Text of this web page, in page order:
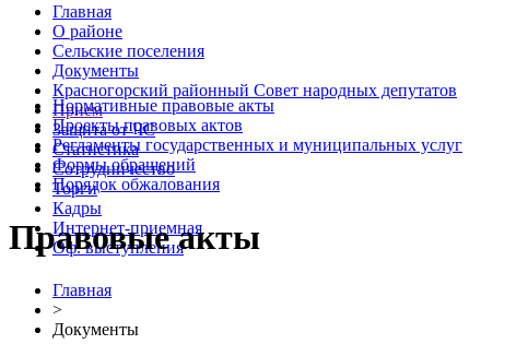
Главная
О районе
Сельские поселения
Документы
Красногорский районный Совет народных депутатов
Прием
Защита от ЧС
Статистика
Сотрудничество
Торги
Кадры
Интернет-приемная
Оф. выступления
Нормативные правовые акты
Проекты правовых актов
Регламенты государственных и муниципальных услуг
Формы обращений
Порядок обжалования
Правовые акты
Главная
>
Документы